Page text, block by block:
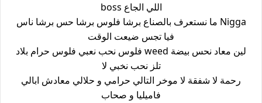
اللي الجاع boss
Nigga ما نستعرف بالصناع برشا فلوس برشا حس برشا ناس
فيا تجس ضيعت الوقت
لين معاد نحس بيضة weed فلوس نحب نعبي فلوس حرام بلاد
تلز نحب نخبي لا
رحمة لا شفقة لا موخر التالي حرامي و حلالي معادش ابالي
فاميليا و صحاب